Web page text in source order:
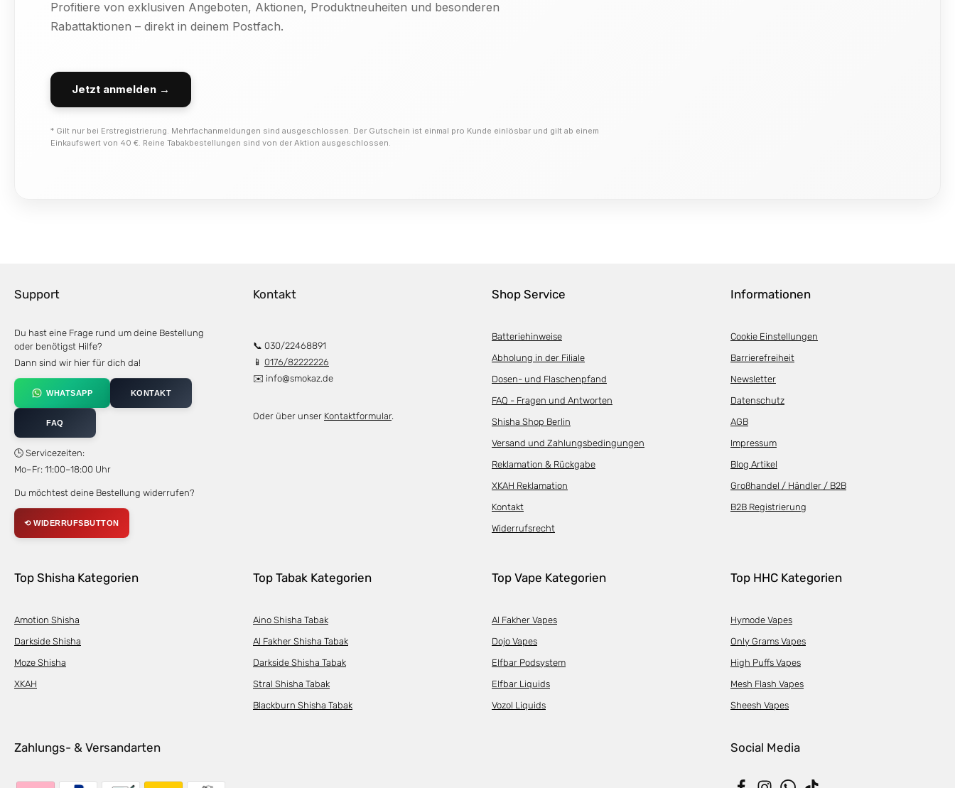
Profitiere von exklusiven Angeboten, Aktionen, Produktneuheiten und besonderen
Rabattaktionen – direkt in deinem Postfach.
Jetzt anmelden →
* Gilt nur bei Erstregistrierung. Mehrfachanmeldungen sind ausgeschlossen. Der Gutschein ist einmal pro Kunde einlösbar und gilt ab einem
Einkaufswert von 40 €. Reine Tabakbestellungen sind von der Aktion ausgeschlossen.
Support
Du hast eine Frage rund um deine Bestellung
oder benötigst Hilfe?
Dann sind wir hier für dich da!
WHATSAPP KONTAKT
FAQ
🕒 Servicezeiten:
Mo–Fr: 11:00–18:00 Uhr
Du möchtest deine Bestellung widerrufen?
⟲ WIDERRUFSBUTTON
Kontakt
📞 030/22468891
📱 0176/82222226
✉️ info@smokaz.de
Oder über unser Kontaktformular.
Shop Service
Batteriehinweise
Abholung in der Filiale
Dosen- und Flaschenpfand
FAQ - Fragen und Antworten
Shisha Shop Berlin
Versand und Zahlungsbedingungen
Reklamation & Rückgabe
XKAH Reklamation
Kontakt
Widerrufsrecht
Informationen
Cookie Einstellungen
Barrierefreiheit
Newsletter
Datenschutz
AGB
Impressum
Blog Artikel
Großhandel / Händler / B2B
B2B Registrierung
Top Shisha Kategorien
Amotion Shisha
Darkside Shisha
Moze Shisha
XKAH
Top Tabak Kategorien
Aino Shisha Tabak
Al Fakher Shisha Tabak
Darkside Shisha Tabak
Stral Shisha Tabak
Blackburn Shisha Tabak
Top Vape Kategorien
Al Fakher Vapes
Dojo Vapes
Elfbar Podsystem
Elfbar Liquids
Vozol Liquids
Top HHC Kategorien
Hymode Vapes
Only Grams Vapes
High Puffs Vapes
Mesh Flash Vapes
Sheesh Vapes
Zahlungs- & Versandarten Social Media